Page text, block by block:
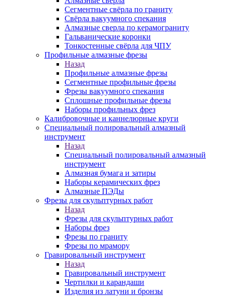
Сегментные свёрла по граниту
Свёрла вакуумного спекания
Алмазные сверла по керамограниту
Гальванические коронки
Тонкостенные свёрла для ЧПУ
Профильные алмазные фрезы
Назад
Профильные алмазные фрезы
Сегментные профильные фрезы
Фрезы вакуумного спекания
Сплошные профильные фрезы
Наборы профильных фрез
Калибровочные и каннелюрные круги
Специальный полировальный алмазный
инструмент
Назад
Специальный полировальный алмазный
инструмент
Алмазная бумага и затиры
Наборы керамических фрез
Алмазные ПЭДы
Фрезы для скульптурных работ
Назад
Фрезы для скульптурных работ
Наборы фрез
Фрезы по граниту
Фрезы по мрамору
Гравировальный инструмент
Назад
Гравировальный инструмент
Чертилки и карандаши
Изделия из латуни и бронзы